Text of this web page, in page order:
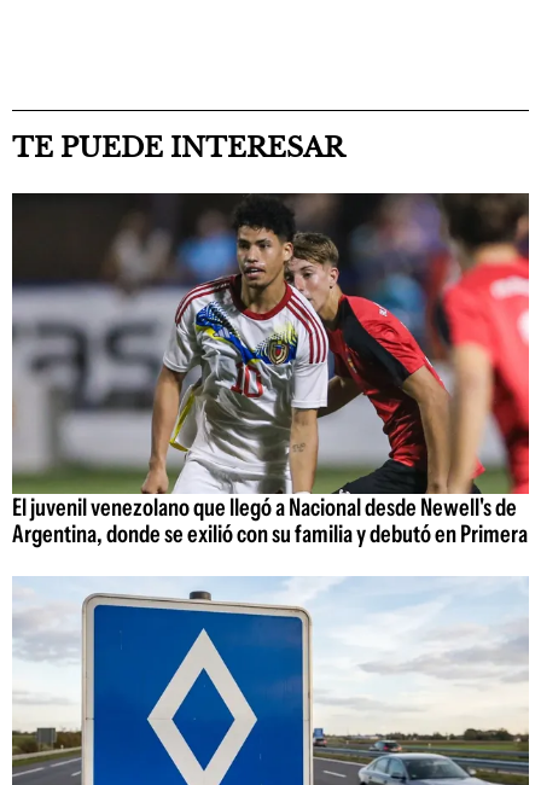
TE PUEDE INTERESAR
El juvenil venezolano que llegó a Nacional desde Newell's de
Argentina, donde se exilió con su familia y debutó en Primera